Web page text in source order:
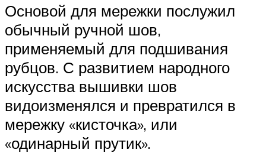
Основой для мережки послужил
обычный ручной шов,
применяемый для подшивания
рубцов. С развитием народного
искусства вышивки шов
видоизменялся и превратился в
мережку «кисточка», или
«одинарный прутик».